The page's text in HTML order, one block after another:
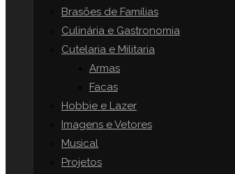
Brasões de Famílias
Culinária e Gastronomia
Cutelaria e Militaria
Armas
Facas
Hobbie e Lazer
Imagens e Vetores
Musical
Projetos